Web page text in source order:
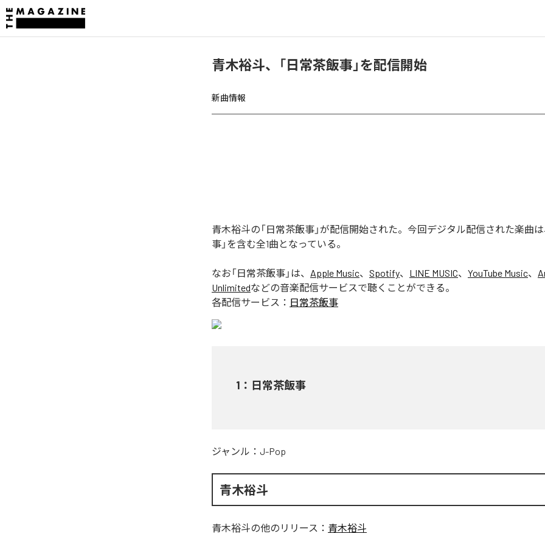
青木裕斗、「日常茶飯事」を配信開始
新曲情報
青木裕斗の「日常茶飯事」が配信開始された。今回デジタル配信された楽曲は
事」を含む全1曲となっている。
なお「日常茶飯事 」は、 Apple Music、 Spotify、 LINE MUSIC、 YouTube Music、
Unlimitedなどの音楽配信サービスで聴くことができる。
各配信サービス： 日常茶飯事
1 ： 日常茶飯事
ジャンル： J-Pop
青木裕斗
青木裕斗の他のリリース： 青木裕斗